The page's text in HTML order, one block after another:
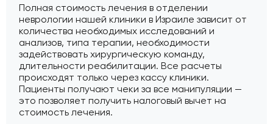
Полная стоимость лечения в отделении
неврологии нашей клиники в Израиле зависит от
количества необходимых исследований и
анализов, типа терапии, необходимости
задействовать хирургическую команду,
длительности реабилитации. Все расчеты
происходят только через кассу клиники.
Пациенты получают чеки за все манипуляции —
это позволяет получить налоговый вычет на
стоимость лечения.